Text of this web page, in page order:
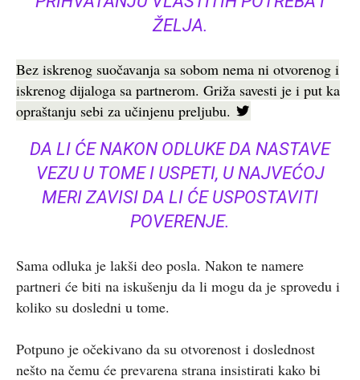
ŽELJA.
Bez iskrenog suočavanja sa sobom nema ni otvorenog i
iskrenog dijaloga sa partnerom. Griža savesti je i put ka
opraštanju sebi za učinjenu preljubu.
DA LI ĆE NAKON ODLUKE DA NASTAVE
VEZU U TOME I USPETI, U NAJVEĆOJ
MERI ZAVISI DA LI ĆE USPOSTAVITI
POVERENJE.
Sama odluka je lakši deo posla. Nakon te namere
partneri će biti na iskušenju da li mogu da je sprovedu i
koliko su dosledni u tome.
Potpuno je očekivano da su otvorenost i doslednost
nešto na čemu će prevarena strana insistirati kako bi